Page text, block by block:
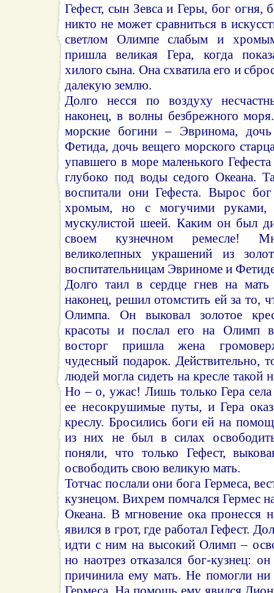
Гефест, сын Зевса и Геры, бог огня,
никто не может сравниться в
светлом Олимпе слабым и
пришла великая Гера, когда
хилого сына. Она схватила его и
далекую землю.
Долго несся по воздуху
наконец, в волны безбрежного
морские богини – Эвринома,
Фетида, дочь вещего морского
упавшего в море маленького
глубоко под воды седого Океана.
воспитали они Гефеста. Вырос
хромым, но с могучими
мускулистой шеей. Каким он был
своем кузнечном ремесле!
великолепных украшений из
воспитательницам Эвриноме и
Долго таил в сердце гнев на
наконец, решил отомстить ей за то,
Олимпа. Он выковал золотое
красоты и послал его на Олимп
восторг пришла жена
чудесный подарок. Действительно,
людей могла сидеть на кресле такой
Но – о, ужас! Лишь только Гера села
ее несокрушимые путы, и Гера
креслу. Бросились боги ей на
из них не был в силах
поняли, что только Гефест,
освободить свою великую мать.
Тотчас послали они бога Гермеса,
кузнецом. Вихрем помчался Гермес
Океана. В мгновение ока пронесся
явился в грот, где работал Гефест.
идти с ним на высокий Олимп –
но наотрез отказался бог-кузнец:
причинила ему мать. Не помогли